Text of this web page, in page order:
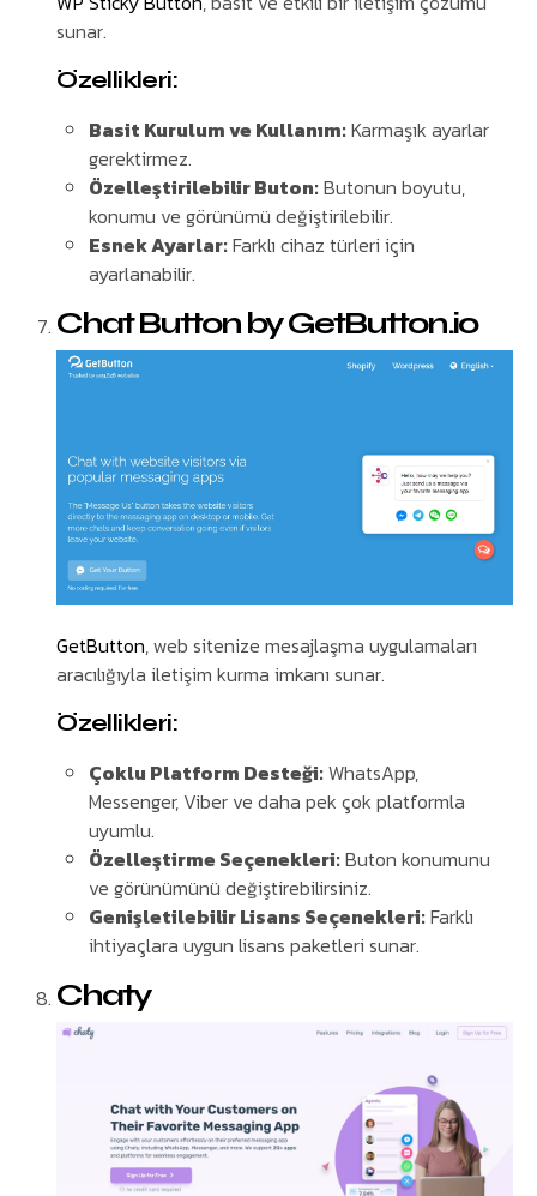
sunar.
Özellikleri:
Basit Kurulum ve Kullanım:Karmaşık ayarlar
gerektirmez.
Özelleştirilebilir Buton:Butonun boyutu,
konumu ve görünümü değiştirilebilir.
Esnek Ayarlar:Farklı cihaz türleri için
ayarlanabilir.
Chat Button by GetButton.io
GetButton, web sitenize mesajlaşma uygulamaları
aracılığıyla iletişim kurma imkanı sunar.
Özellikleri:
Çoklu Platform Desteği:WhatsApp,
Messenger, Viber ve daha pek çok platformla
uyumlu.
Özelleştirme Seçenekleri:Buton konumunu
ve görünümünü değiştirebilirsiniz.
Genişletilebilir Lisans Seçenekleri:Farklı
ihtiyaçlara uygun lisans paketleri sunar.
Chaty